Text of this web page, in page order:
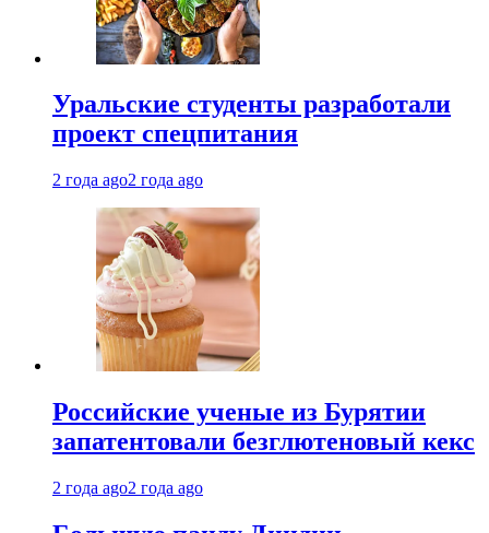
Уральские студенты разработали
проект спецпитания
2 года ago2 года ago
Российские ученые из Бурятии
запатентовали безглютеновый кекс
2 года ago2 года ago